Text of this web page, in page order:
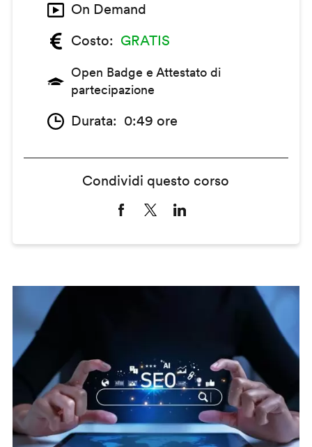
On Demand
Costo
GRATIS
Open Badge e Attestato di
partecipazione
Durata 0:49 ore
Condividi questo corso